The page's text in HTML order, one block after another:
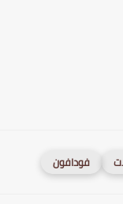
فودافون